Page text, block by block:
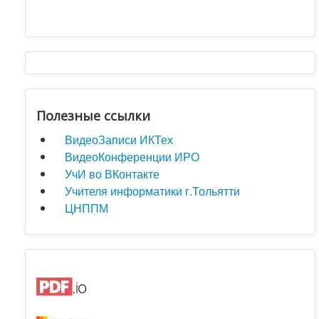
Полезные ссылки
ВидеоЗаписи ИКТех
ВидеоКонференции ИРО
УчИ во ВКонтакте
Учителя информатики г.Тольятти
ЦНППМ